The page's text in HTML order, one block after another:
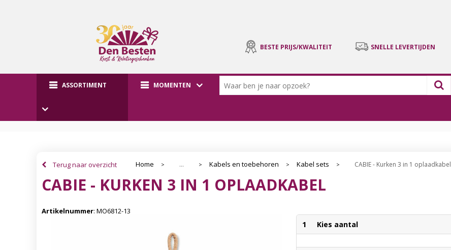
BESTE PRIJS/KWALITEIT SNELLE LEVERTIJDEN
ASSORTIMENT MOMENTEN
Terug naar overzicht Home > ... > Kabels en toebehoren > Kabel sets > CABIE - Kurken 3 in 1 oplaadkabel
CABIE - KURKEN 3 IN 1 OPLAADKABEL
Artikelnummer: MO6812-13
1 Kies aantal